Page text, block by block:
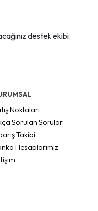
destek ekibi.
Noktaları
Sorulan Sorular
Takibi
Hesaplarımız